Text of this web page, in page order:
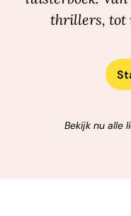
thrillers, tot
Bekijk nu alle